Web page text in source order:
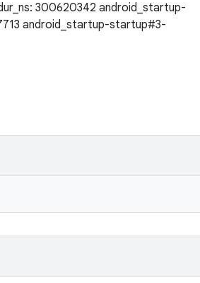
300620342 android_startup-
android_startup-startup#3-